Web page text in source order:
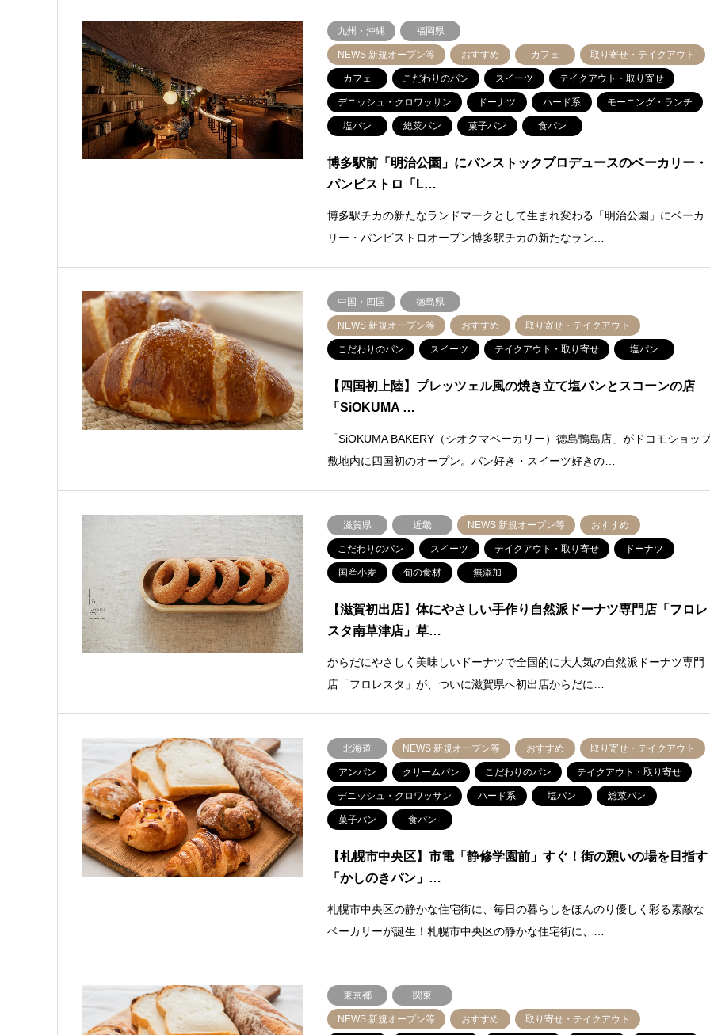
九州・沖縄 福岡県
NEWS 新規オープン等 おすすめ カフェ 取り寄せ・テイクアウト
カフェ こだわりのパン スイーツ テイクアウト・取り寄せ
デニッシュ・クロワッサン ドーナツ ハード系 モーニング・ランチ
塩パン 総菜パン 菓子パン 食パン
博多駅前「明治公園」にパンストックプロデュースのベーカリー・
パンビストロ「L…
博多駅チカの新たなランドマークとして生まれ変わる「明治公園」にベーカ
リー・パンビストロオープン博多駅チカの新たなラン…
中国・四国 徳島県
NEWS 新規オープン等 おすすめ 取り寄せ・テイクアウト
こだわりのパン スイーツ テイクアウト・取り寄せ 塩パン
【四国初上陸】プレッツェル風の焼き立て塩パンとスコーンの店
「SiOKUMA …
「SiOKUMA BAKERY（シオクマベーカリー）徳島鴨島店」がドコモショッ
敷地内に四国初のオープン。パン好き・スイーツ好きの…
滋賀県 近畿 NEWS 新規オープン等 おすすめ
こだわりのパン スイーツ テイクアウト・取り寄せ ドーナツ
国産小麦 旬の食材 無添加
【滋賀初出店】体にやさしい手作り自然派ドーナツ専門店「フロレ
スタ南草津店」草…
からだにやさしく美味しいドーナツで全国的に大人気の自然派ドーナツ専門
店「フロレスタ」が、ついに滋賀県へ初出店からだに…
北海道 NEWS 新規オープン等 おすすめ 取り寄せ・テイクアウト
アンパン クリームパン こだわりのパン テイクアウト・取り寄せ
デニッシュ・クロワッサン ハード系 塩パン 総菜パン
菓子パン 食パン
【札幌市中央区】市電「静修学園前」すぐ！街の憩いの場を目指す
「かしのきパン」…
札幌市中央区の静かな住宅街に、毎日の暮らしをほんのり優しく彩る素敵な
ベーカリーが誕生！札幌市中央区の静かな住宅街に、…
東京都 関東
NEWS 新規オープン等 おすすめ 取り寄せ・テイクアウト